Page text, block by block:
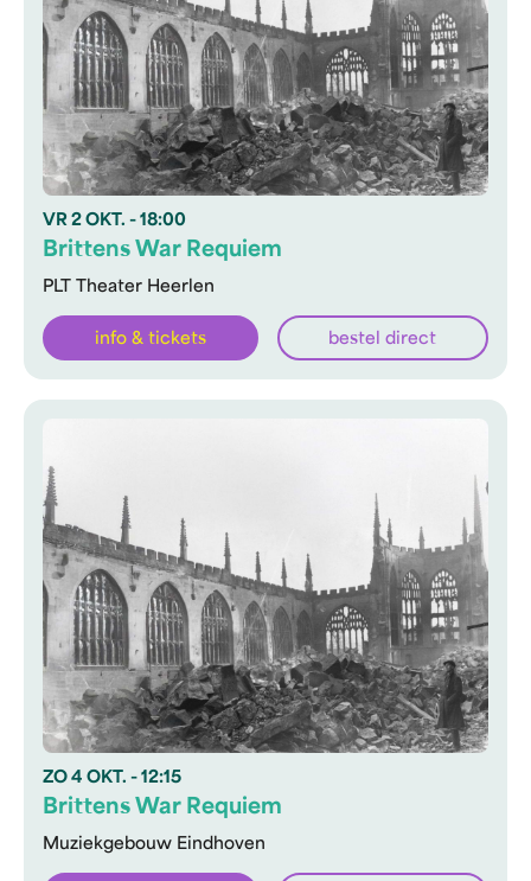
VR 2 OKT. - 18:00
PLT Theater Heerlen
Brittens War Requiem
info & tickets bestel direct
ZO 4 OKT. - 12:15
Muziekgebouw Eindhoven
Brittens War Requiem